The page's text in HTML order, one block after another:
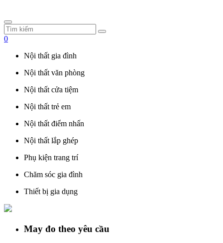
0
Nội thất gia đình
Nội thất văn phòng
Nội thất cửa tiệm
Nội thất trẻ em
Nội thất điểm nhấn
Nội thất lắp ghép
Phụ kiện trang trí
Chăm sóc gia đình
Thiết bị gia dụng
May đo theo yêu cầu